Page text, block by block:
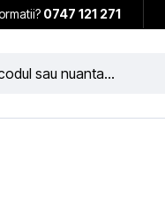
0747 121 271